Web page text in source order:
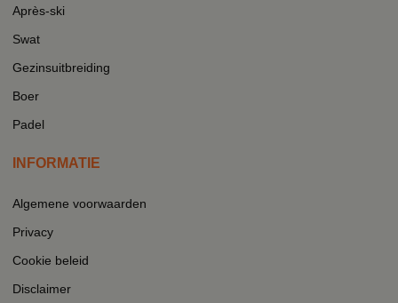
Après-ski
Swat
Gezinsuitbreiding
Boer
Padel
INFORMATIE
Algemene voorwaarden
Privacy
Cookie beleid
Disclaimer